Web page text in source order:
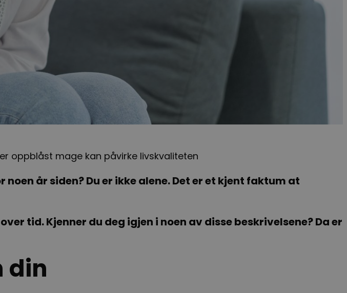
oppblåst mage kan påvirke livskvaliteten
år siden? Du er ikke alene. Det er et kjent faktum at
tid. Kjenner du deg igjen i noen av disse beskrivelsene? Da er
din